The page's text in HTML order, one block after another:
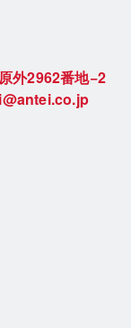
外2962番地−2